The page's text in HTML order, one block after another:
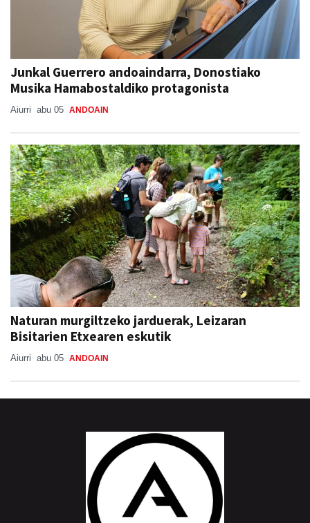
Junkal Guerrero andoaindarra, Donostiako
Musika Hamabostaldiko protagonista
Aiurri abu 05 ANDOAIN
Naturan murgiltzeko jarduerak, Leizaran
Bisitarien Etxearen eskutik
Aiurri abu 05 ANDOAIN